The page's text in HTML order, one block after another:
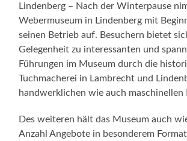
Lindenberg – Nach der Winterpause
Webermuseum in Lindenberg mit
seinen Betrieb auf. Besuchern bietet
Gelegenheit zu interessanten und
Führungen im Museum durch die
Tuchmacherei in Lambrecht und
handwerklichen wie auch
Des weiteren hält das Museum auch
Anzahl Angebote in besonderem